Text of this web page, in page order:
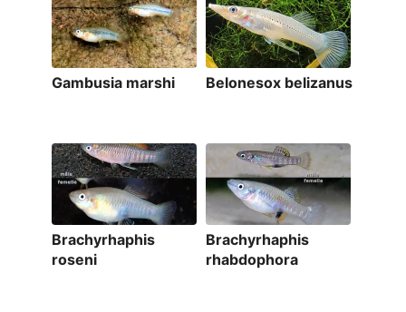
Gambusia marshi Belonesox belizanus
Brachyrhaphis
roseni
Brachyrhaphis
rhabdophora